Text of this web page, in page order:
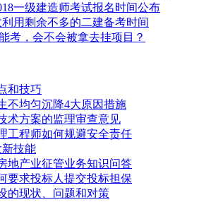
一级建造师考试报名时间公布
用剩余不多的二建备考时间
考，会不会被拿去挂项目？
和技巧
不均匀沉降4大原因措施
术方案的监理审查意见
工程师如何规避安全责任
技能
地产业征管业务知识问答
要求投标人提交投标担保
的现状、问题和对策